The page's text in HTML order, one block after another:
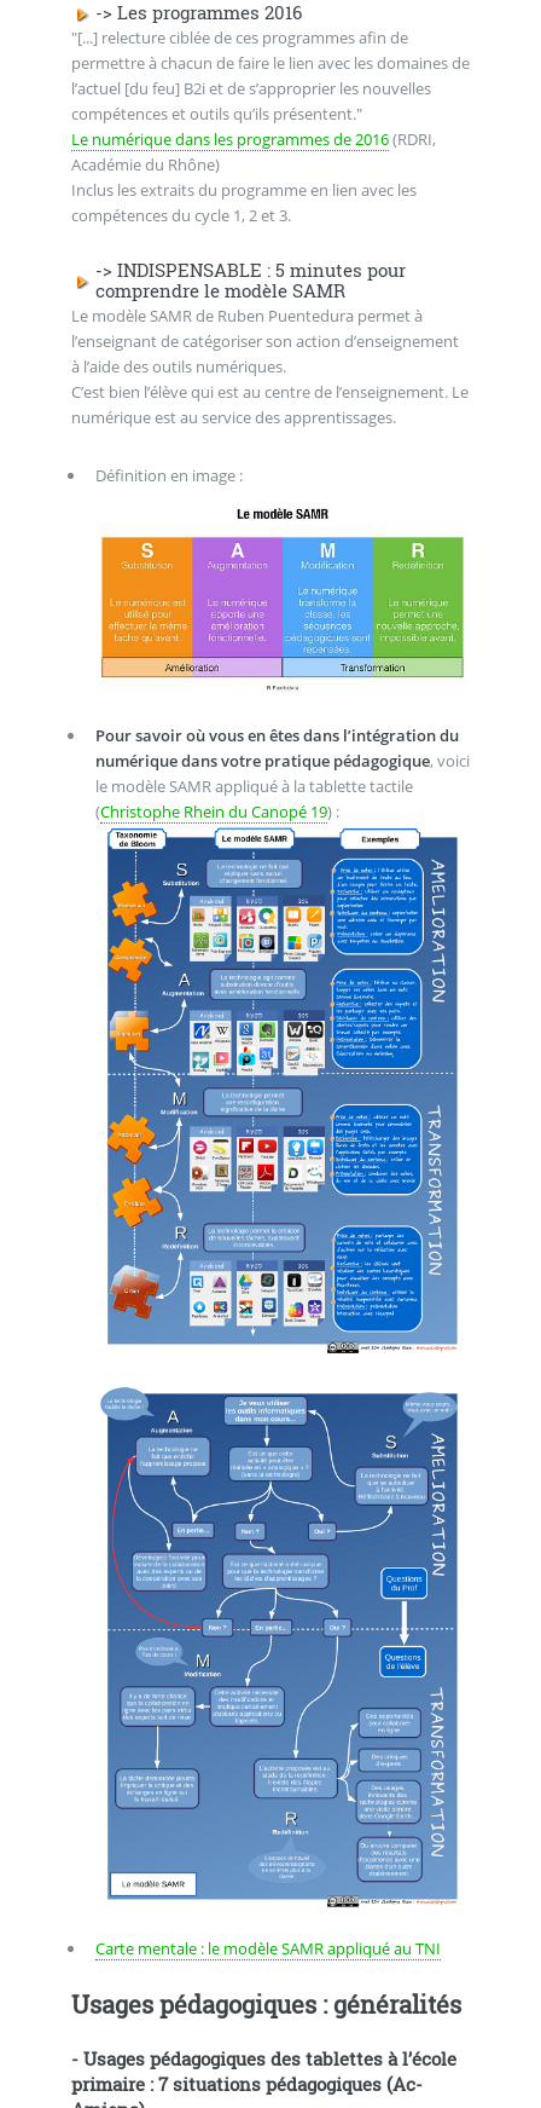
-> Les programmes 2016
"[...] relecture ciblée de ces programmes afin de
permettre à chacun de faire le lien avec les domaines de
l’actuel [du feu] B2i et de s’approprier les nouvelles
compétences et outils qu’ils présentent."
Le numérique dans les programmes de 2016(RDRI,
Académie du Rhône)
Inclus les extraits du programme en lien avec les
compétences du cycle 1, 2 et 3.
-> INDISPENSABLE : 5 minutes pour
comprendre le modèle SAMR
Le modèle SAMR de Ruben Puentedura permet à
l’enseignant de catégoriser son action d’enseignement
à l’aide des outils numériques.
C’est bien l’élève qui est au centre de l’enseignement. Le
numérique est au service des apprentissages.
Définition en image :
Pour savoir où vous en êtes dans l’intégration du
numérique dans votre pratique pédagogique, voici
le modèle SAMR appliqué à la tablette tactile
(Christophe Rhein du Canopé 19) :
Carte mentale : le modèle SAMR appliqué au TNI
Usages pédagogiques : généralités
- Usages pédagogiques des tablettes à l’école
primaire : 7 situations pédagogiques(Ac-